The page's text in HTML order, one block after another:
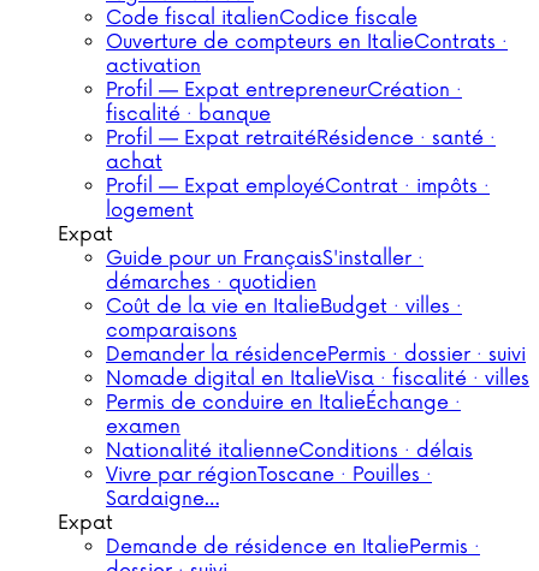
Code fiscal italienCodice fiscale
Ouverture de compteurs en ItalieContrats ·
activation
Profil — Expat entrepreneurCréation ·
fiscalité · banque
Profil — Expat retraitéRésidence · santé ·
achat
Profil — Expat employéContrat · impôts ·
logement
Expat
Guide pour un FrançaisS'installer ·
démarches · quotidien
Coût de la vie en ItalieBudget · villes ·
comparaisons
Demander la résidencePermis · dossier · suivi
Nomade digital en ItalieVisa · fiscalité · villes
Permis de conduire en ItalieÉchange ·
examen
Nationalité italienneConditions · délais
Vivre par régionToscane · Pouilles ·
Sardaigne…
Expat
Demande de résidence en ItaliePermis ·